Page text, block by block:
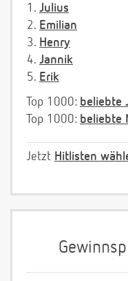
1. Julius
2. Emilian
3. Henry
4. Jannik
5. Erik
Top 1000: beliebte
Top 1000: beliebte
Jetzt Hitlisten